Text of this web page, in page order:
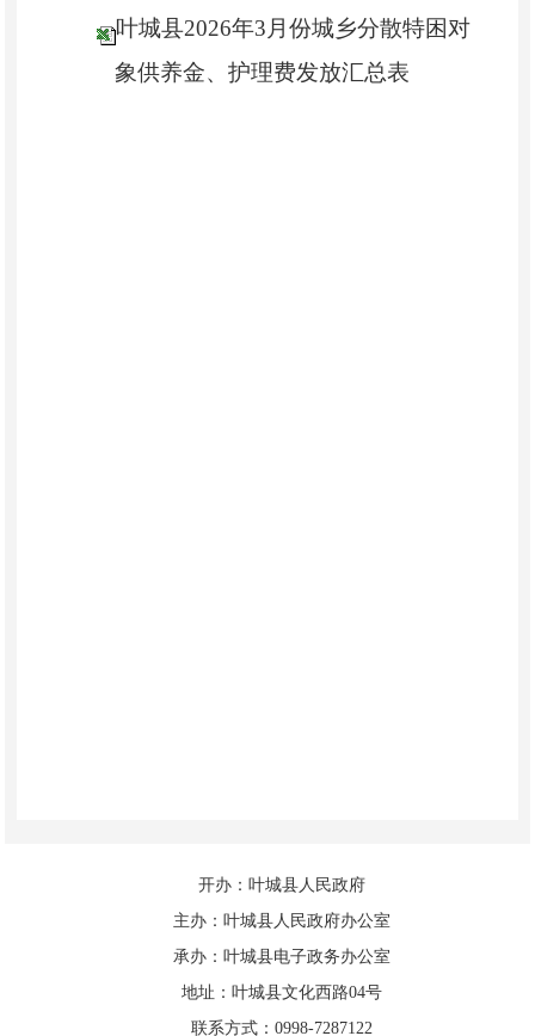
叶城县2026年3月份城乡分散特困对
象供养金、护理费发放汇总表
开办：叶城县人民政府
主办：叶城县人民政府办公室
承办：叶城县电子政务办公室
地址：叶城县文化西路04号
联系方式：0998-7287122